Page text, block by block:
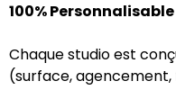
100% Personnalisable
Chaque studio est
(surface, agencement,